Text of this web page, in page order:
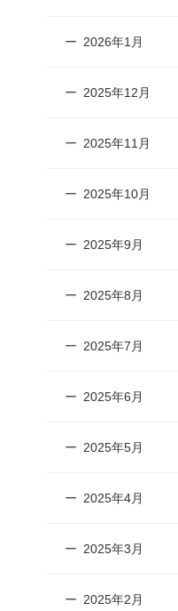
2026年1月
2025年12月
2025年11月
2025年10月
2025年9月
2025年8月
2025年7月
2025年6月
2025年5月
2025年4月
2025年3月
2025年2月